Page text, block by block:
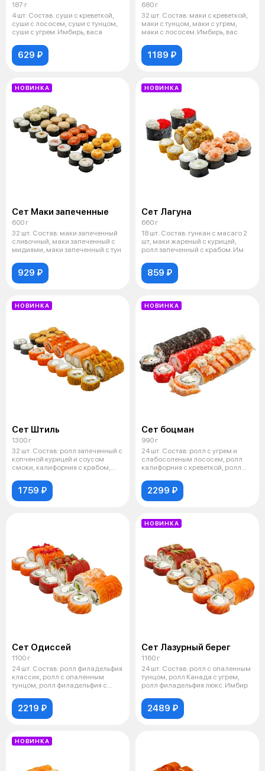
187 г
4 шт. Состав: суши с креветкой,
суши с лососем, суши с тунцом,
суши с угрем. Имбирь, васа
629 ₽
680 г
32 шт. Состав: маки с креветкой,
маки с тунцом, маки с угрем,
маки с лососем. Имбирь, вас
1189 ₽
НОВИНКА
Сет Маки запеченные
600 г
32 шт. Состав: маки запеченный
сливочный, маки запеченный с
мидиями, маки запеченный с тун
929 ₽
НОВИНКА
Сет Лагуна
660 г
18 шт. Состав: гункан с масаго 2
шт, маки жареный с курицей,
ролл запеченный с крабом. Им
859 ₽
НОВИНКА
Сет Штиль
1300 г
32 шт. Состав: ролл запеченный с
копченой курицей и соусом
смоки, калифорния с крабом,
1759 ₽
НОВИНКА
Сет боцман
990 г
24 шт. Состав: ролл с угрем и
слабосоленым лососем, ролл
калифорния с креветкой, ролл
2299 ₽
Сет Одиссей
1100 г
24 шт. Состав: ролл филадельфия
классик, ролл с опаленным
тунцом, ролл филадельфия с
2219 ₽
НОВИНКА
Сет Лазурный берег
1160 г
24 шт. Состав: ролл с опаленным
тунцом, ролл Канада с угрем,
ролл филадельфия люкс. Имбир
2489 ₽
НОВИНКА